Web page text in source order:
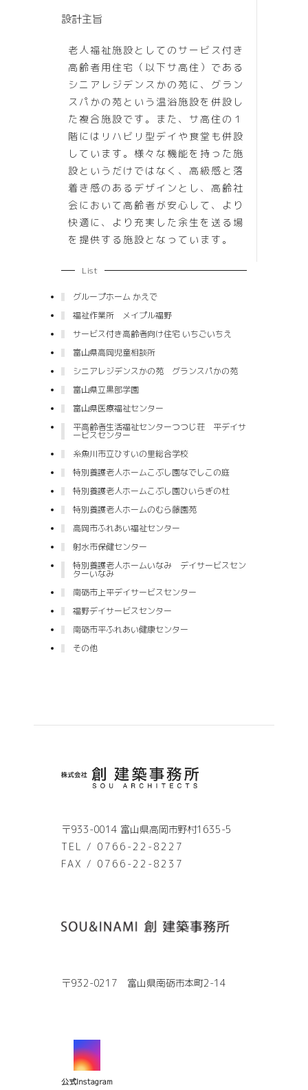
設計主旨
老人福祉施設としてのサービス付き
高齢者用住宅（以下サ高住）である
シニアレジデンスかの苑に、グラン
スパかの苑という温浴施設を併設し
た複合施設です。また、サ高住の１
階にはリハビリ型デイや食堂も併設
しています。様々な機能を持った施
設というだけではなく、高級感と落
着き感のあるデザインとし、高齢社
会において高齢者が安心して、より
快適に、より充実した余生を送る場
を提供する施設となっています。
List
グループホーム かえで
福祉作業所 メイプル福野
サービス付き高齢者向け住宅 いちごいちえ
富山県高岡児童相談所
シニアレジデンスかの苑 グランスパかの苑
富山県立黒部学園
富山県医療福祉センター
平高齢者生活福祉センターつつじ荘 平デイサ
ービスセンター
糸魚川市立ひすいの里総合学校
特別養護老人ホームこぶし園なでしこの庭
特別養護老人ホームこぶし園ひいらぎの杜
特別養護老人ホームのむら藤園苑
高岡市ふれあい福祉センター
射水市保健センター
特別養護老人ホームいなみ デイサービスセン
ターいなみ
南砺市上平デイサービスセンター
福野デイサービスセンター
南砺市平ふれあい健康センター
その他
〒933-0014 富山県高岡市野村1635-5
TEL / 0766-22-8227
FAX / 0766-22-8237
〒932-0217 富山県南砺市本町2-14
公式Instagram